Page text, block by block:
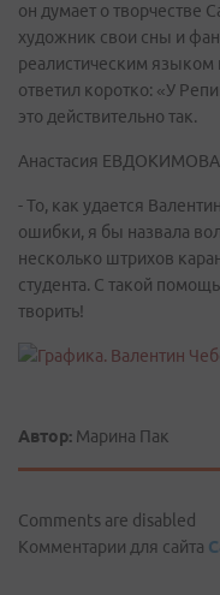
он думает о творчестве
художник свои сны и
реалистическим языком
ответил коротко: «У
это действительно так.
Анастасия ЕВДОКИМОВА,
- То, как удается
ошибки, я бы назвала
несколько штрихов
студента. С такой
творить!
Автор: Марина Пак
Comments are disabled
Комментарии для сайта